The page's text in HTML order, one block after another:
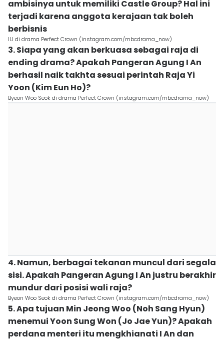
ambisinya untuk memiliki Castle Group? Hal ini
terjadi karena anggota kerajaan tak boleh
berbisnis
IU di drama Perfect Crown (instagram.com/mbcdrama_now)
3. Siapa yang akan berkuasa sebagai raja di
ending drama? Apakah Pangeran Agung I An
berhasil naik takhta sesuai perintah Raja Yi
Yoon (Kim Eun Ho)?
Byeon Woo Seok di drama Perfect Crown (instagram.com/mbcdrama_now)
4. Namun, berbagai tekanan muncul dari segala
sisi. Apakah Pangeran Agung I An justru berakhir
mundur dari posisi wali raja?
Byeon Woo Seok di drama Perfect Crown (instagram.com/mbcdrama_now)
5. Apa tujuan Min Jeong Woo (Noh Sang Hyun)
menemui Yoon Sung Won (Jo Jae Yun)? Apakah
perdana menteri itu mengkhianati I An dan